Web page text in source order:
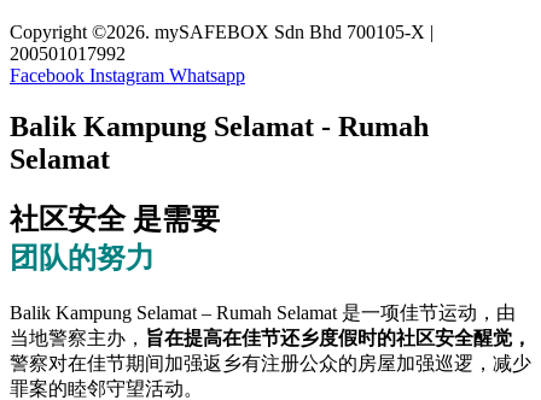
Copyright ©2026. mySAFEBOX Sdn Bhd 700105-X |
200501017992
Facebook Instagram Whatsapp
Balik Kampung Selamat - Rumah
Selamat
社区安全 是需要
团队的努力
Balik Kampung Selamat – Rumah Selamat 是一项佳节运动，由
当地警察主办， 旨在提高在佳节还乡度假时的社区安全醒觉，
警察对在佳节期间加强返乡有注册公众的房屋加强巡逻，减少
罪案的睦邻守望活动。